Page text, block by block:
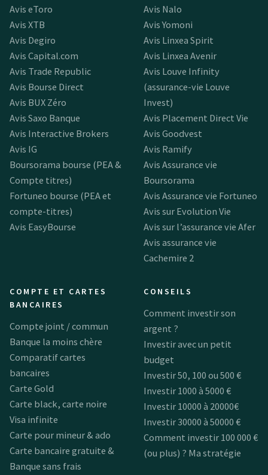
Avis eToro
Avis XTB
Avis Degiro
Avis Capital.com
Avis Trade Republic
Avis Bourse Direct
Avis BUX Zéro
Avis Saxo Banque
Avis Interactive Brokers
Avis IG
Boursorama bourse (PEA &
Compte titres)
Fortuneo bourse (PEA et
compte-titres)
Avis EasyBourse
Avis Nalo
Avis Yomoni
Avis Linxea Spirit
Avis Linxea Avenir
Avis Louve Infinity
(assurance-vie Louve
Invest)
Avis Placement Direct Vie
Avis Goodvest
Avis Ramify
Avis Assurance vie
Boursorama
Avis Assurance vie Fortuneo
Avis sur Evolution Vie
Avis sur l’assurance vie Afer
Avis assurance vie
Cachemire 2
COMPTE ET CARTES
BANCAIRES
Compte joint / commun
Banque la moins chère
Comparatif cartes
bancaires
Carte Gold
Carte black, carte noire
Visa infinite
Carte pour mineur & ado
Carte bancaire gratuite &
Banque sans frais
CONSEILS
Comment investir son
argent ?
Investir avec un petit
budget
Investir 50, 100 ou 500 €
Investir 1000 à 5000 €
Investir 10000 à 20000€
Investir 30000 à 50000 €
Comment investir 100 000 €
(ou plus) ? Ma stratégie